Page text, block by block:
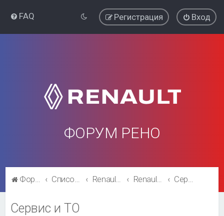
FAQ Вход
Регистрация
ФОРУМ РЕНО
Форум Рено Список форумов Renault Kaptur Renault Kaptur Сервис и ТО
Сервис и ТО